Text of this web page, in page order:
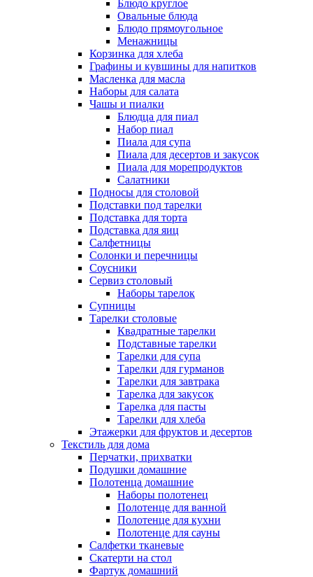
Блюдо круглое
Овальные блюда
Блюдо прямоугольное
Менажницы
Корзинка для хлеба
Графины и кувшины для напитков
Масленка для масла
Наборы для салата
Чашы и пиалки
Блюдца для пиал
Набор пиал
Пиала для супа
Пиала для десертов и закусок
Пиала для морепродуктов
Салатники
Подносы для столовой
Подставки под тарелки
Подставка для торта
Подставка для яиц
Салфетницы
Солонки и перечницы
Соусники
Сервиз столовый
Наборы тарелок
Супницы
Тарелки столовые
Квадратные тарелки
Подставные тарелки
Тарелки для супа
Тарелки для гурманов
Тарелки для завтрака
Тарелка для закусок
Тарелка для пасты
Тарелки для хлеба
Этажерки для фруктов и десертов
Текстиль для дома
Перчатки, прихватки
Подушки домашние
Полотенца домашние
Наборы полотенец
Полотенце для ванной
Полотенце для кухни
Полотенце для сауны
Салфетки тканевые
Скатерти на стол
Фартук домашний